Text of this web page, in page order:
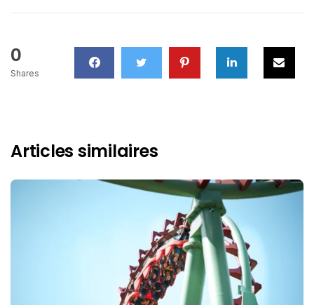
0
Shares
Articles similaires